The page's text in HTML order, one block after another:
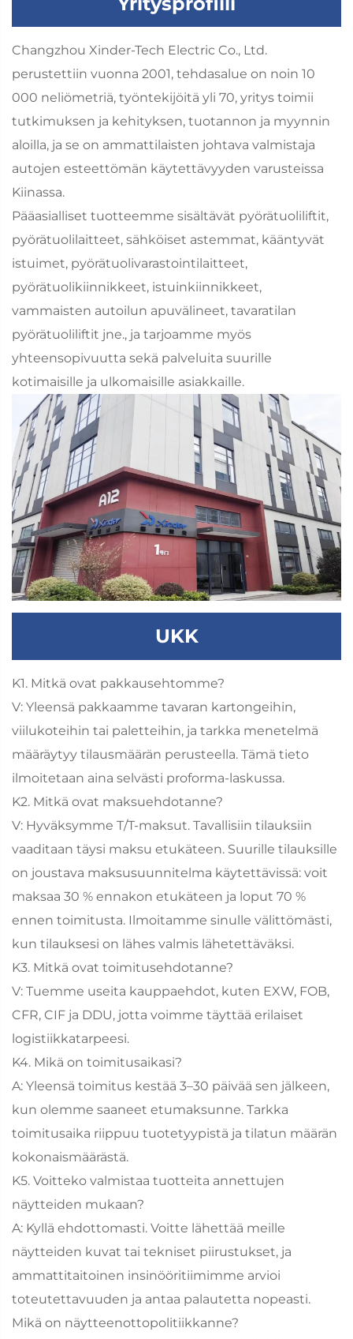
Changzhou Xinder-Tech Electric Co., Ltd.
perustettiin vuonna 2001, tehdasalue on noin 10
000 neliömetriä, työntekijöitä yli 70, yritys toimii
tutkimuksen ja kehityksen, tuotannon ja myynnin
aloilla, ja se on ammattilaisten johtava valmistaja
autojen esteettömän käytettävyyden varusteissa
Kiinassa.
Pääasialliset tuotteemme sisältävät pyörätuoliliftit,
pyörätuolilaitteet, sähköiset astemmat, kääntyvät
istuimet, pyörätuolivarastointilaitteet,
pyörätuolikiinnikkeet, istuinkiinnikkeet,
vammaisten autoilun apuvälineet, tavaratilan
pyörätuoliliftit jne., ja tarjoamme myös
yhteensopivuutta sekä palveluita suurille
kotimaisille ja ulkomaisille asiakkaille.
UKK
K1. Mitkä ovat pakkausehtomme?
V: Yleensä pakkaamme tavaran kartongeihin,
viilukoteihin tai paletteihin, ja tarkka menetelmä
määräytyy tilausmäärän perusteella. Tämä tieto
ilmoitetaan aina selvästi proforma-laskussa.
K2. Mitkä ovat maksuehdotanne?
V: Hyväksymme T/T-maksut. Tavallisiin tilauksiin
vaaditaan täysi maksu etukäteen. Suurille tilauksille
on joustava maksusuunnitelma käytettävissä: voit
maksaa 30 % ennakon etukäteen ja loput 70 %
ennen toimitusta. Ilmoitamme sinulle välittömästi,
kun tilauksesi on lähes valmis lähetettäväksi.
K3. Mitkä ovat toimitusehdotanne?
V: Tuemme useita kauppaehdot, kuten EXW, FOB,
CFR, CIF ja DDU, jotta voimme täyttää erilaiset
logistiikkatarpeesi.
K4. Mikä on toimitusaikasi?
A: Yleensä toimitus kestää 3–30 päivää sen jälkeen,
kun olemme saaneet etumaksunne. Tarkka
toimitusaika riippuu tuotetyypistä ja tilatun määrän
kokonaismäärästä.
K5. Voitteko valmistaa tuotteita annettujen
näytteiden mukaan?
A: Kyllä ehdottomasti. Voitte lähettää meille
näytteiden kuvat tai tekniset piirustukset, ja
ammattitaitoinen insinööritiimimme arvioi
toteutettavuuden ja antaa palautetta nopeasti.
Mikä on näytteenottopolitiikkanne?